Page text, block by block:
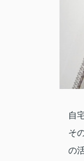
自
そ
の